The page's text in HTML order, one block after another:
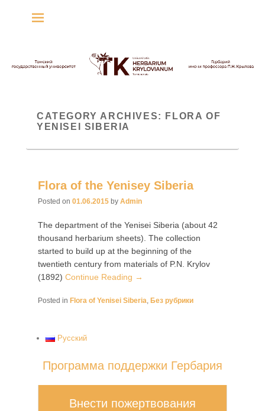
CATEGORY ARCHIVES:
FLORA OF
YENISEI SIBERIA
Flora of the Yenisey Siberia
Posted on 01.06.2015 by Admin
The department of the Yenisei Siberia (about 42
thousand herbarium sheets). The collection
started to build up at the beginning of the
twentieth century from materials of P.N. Krylov
(1892) Continue Reading →
Posted in Flora of Yenisei Siberia, Без рубрики
Русский
Программа поддержки Гербария
Внести пожертвования